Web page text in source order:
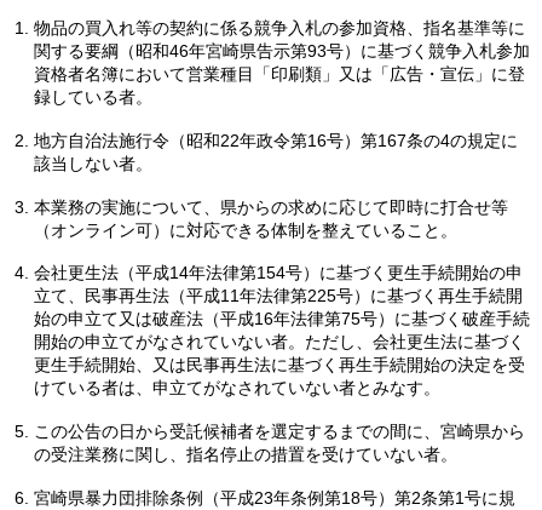
物品の買入れ等の契約に係る競争入札の参加資格、指名基準等に
関する要綱（昭和46年宮崎県告示第93号）に基づく競争入札参加
資格者名簿において営業種目「印刷類」又は「広告・宣伝」に登
録している者。
地方自治法施行令（昭和22年政令第16号）第167条の4の規定に
該当しない者。
本業務の実施について、県からの求めに応じて即時に打合せ等
（オンライン可）に対応できる体制を整えていること。
会社更生法（平成14年法律第154号）に基づく更生手続開始の申
立て、民事再生法（平成11年法律第225号）に基づく再生手続開
始の申立て又は破産法（平成16年法律第75号）に基づく破産手続
開始の申立てがなされていない者。ただし、会社更生法に基づく
更生手続開始、又は民事再生法に基づく再生手続開始の決定を受
けている者は、申立てがなされていない者とみなす。
この公告の日から受託候補者を選定するまでの間に、宮崎県から
の受注業務に関し、指名停止の措置を受けていない者。
宮崎県暴力団排除条例（平成23年条例第18号）第2条第1号に規